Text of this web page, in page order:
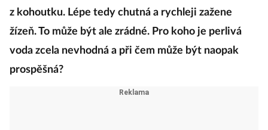
z kohoutku. Lépe tedy chutná a rychleji zažene
žízeň. To může být ale zrádné. Pro koho je perlivá
voda zcela nevhodná a při čem může být naopak
prospěšná?